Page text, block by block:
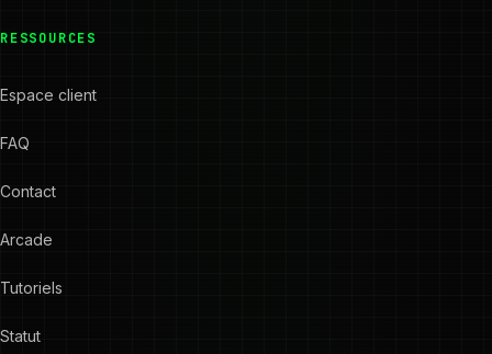
RESSOURCES
Espace client
FAQ
Contact
Arcade
Tutoriels
Statut